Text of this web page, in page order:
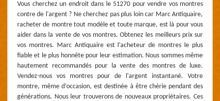
Vous cherchez un endroit dans le 51270 pour vendre vos montres
contre de l'argent ? Ne cherchez pas plus loin car Marc Antiquaire,
racheter de montre tout modèle et toute marque, est là pour vous
aider dans la vente de vos montres. Obtenez les meilleurs prix sur
vos montres. Marc Antiquaire est l’acheteur de montres le plus
fiable et le plus honnête pour leur estimation. Nous sommes même
hautement recommandés pour la vente des montres de luxe.
Vendez-nous vos montres pour de l'argent instantané. Votre
montre, même d’occasion, est destinée à être chérie pendant des
générations. Nous leur trouverons de nouveaux propriétaires. Ces